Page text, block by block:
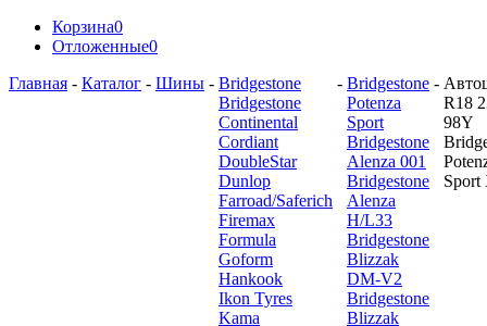
Корзина0
Отложенные0
Главная - Каталог - Шины - Bridgestone
Bridgestone
Continental
Cordiant
DoubleStar
Dunlop
Farroad/Saferich
Firemax
Formula
Goform
Hankook
Ikon Tyres
Kama
- Bridgestone
Potenza
Sport
Bridgestone
Alenza 001
Bridgestone
Alenza
H/L33
Bridgestone
Blizzak
DM-V2
Bridgestone
Blizzak
-
R18
98Y